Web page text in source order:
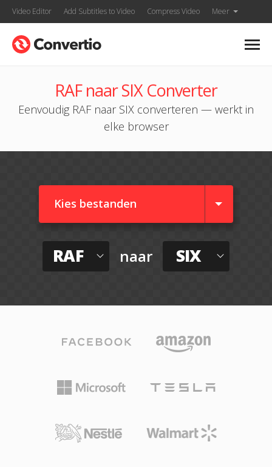
Video Editor Add Subtitles to Video Compress Video Meer
RAF naar SIX Converter
Eenvoudig RAF naar SIX converteren — werkt in
elke browser
Kies bestanden
RAF naar SIX